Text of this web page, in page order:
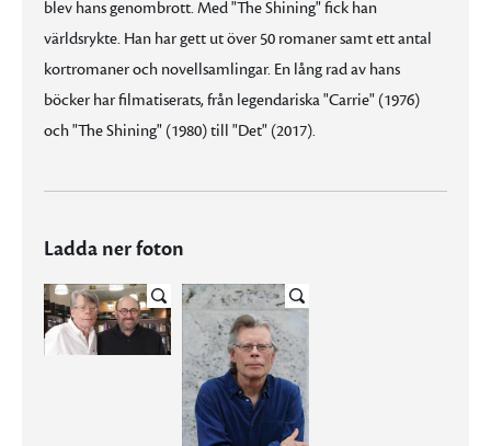
blev hans genombrott. Med "The Shining" fick han
världsrykte. Han har gett ut över 50 romaner samt ett antal
kortromaner och novellsamlingar. En lång rad av hans
böcker har filmatiserats, från legendariska "Carrie" (1976)
och "The Shining" (1980) till "Det" (2017).
Ladda ner foton